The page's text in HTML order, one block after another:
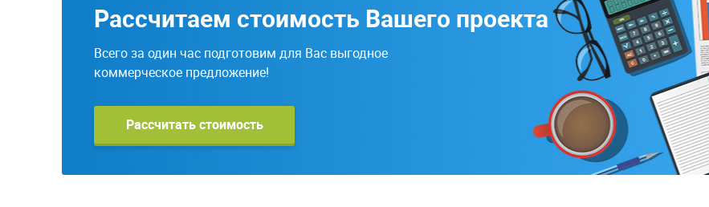
Рассчитаем стоимость Вашего проекта
Всего за один час подготовим для Вас выгодное
коммерческое предложение!
Рассчитать стоимость